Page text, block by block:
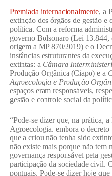
Premiada internacionalmente, a
extinção dos órgãos de gestão e
política. Com a reforma
governo Bolsonaro (Lei 13.844,
origem a MP 870/2019) e o
instâncias estruturantes da
extintas: a Câmara
Produção Orgânica (Ciapo) e a
Agroecologia e Produção
espaços eram responsáveis,
gestão e controle social da
“Pode-se dizer que, na prática,
Agroecologia, embora o
que a criou não tenha sido
não existe mais porque não tem
governança responsável pela
participação da sociedade civil.
pontuais. Pode-se dizer hoje